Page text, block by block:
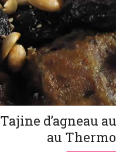
Tajine d’agneau
au